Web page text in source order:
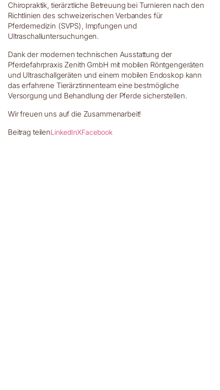
Chiropraktik, tierärztliche Betreuung bei Turnieren nach den
Richtlinien des schweizerischen Verbandes für
Pferdemedizin (SVPS), Impfungen und
Ultraschalluntersuchungen.
Dank der modernen technischen Ausstattung der
Pferdefahrpraxis Zenith GmbH mit mobilen Röntgengeräten
und Ultraschallgeräten und einem mobilen Endoskop kann
das erfahrene Tierärztinnenteam eine bestmögliche
Versorgung und Behandlung der Pferde sicherstellen.
Wir freuen uns auf die Zusammenarbeit!
Beitrag teilenLinkedInXFacebook